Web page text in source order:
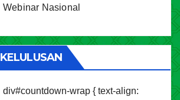
Webinar Nasional
KELULUSAN
div#countdown-wrap { text-align: